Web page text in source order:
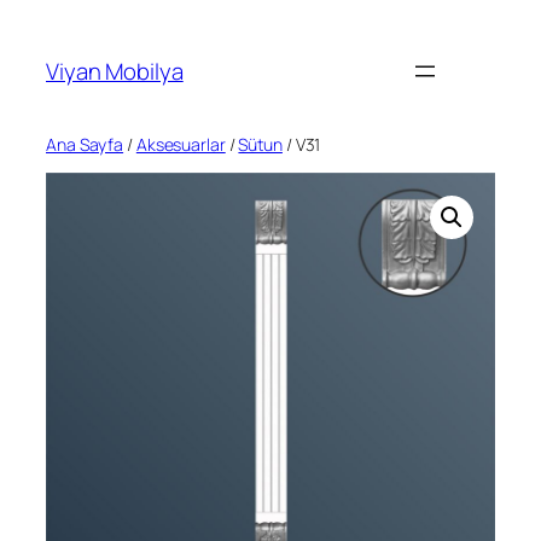
Viyan Mobilya
Ana Sayfa /Aksesuarlar/Sütun/ V31